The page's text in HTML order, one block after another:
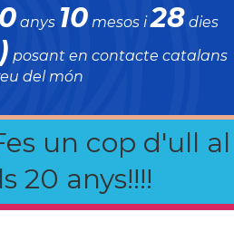
anys 10mesos i28 dies
posant en contacte catalans
del món
un cop d'ull al
20 anys!!!!